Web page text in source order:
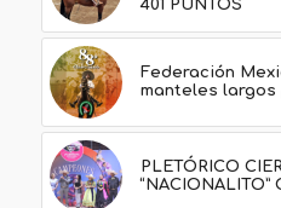
401 PUNTOS
Federación
manteles largos
PLETÓRICO
“NACIONALITO”